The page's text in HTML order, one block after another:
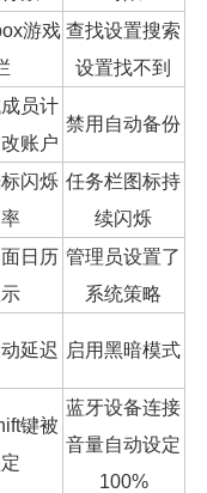
游戏 查找设置搜索
设置找不到
员计
账户
禁用自动备份
闪烁 任务栏图标持
续闪烁
日历 管理员设置了
系统策略
延迟 启用黑暗模式
键被
蓝牙设备连接
音量自动设定
100%